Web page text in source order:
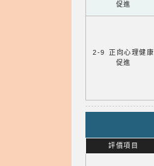
促進
2-9 正向心理健康
促進
評價項目